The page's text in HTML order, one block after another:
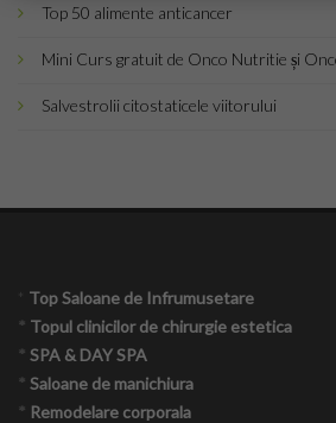
Nutritie
Onco – nutritie
Navigatori pacienti oncologici
Consiliere maritală
Top 50 alimente anticancer
Mini Curs gratuit de Onco Nutritie și
Salvestrolii citostaticele viitorului
* Top Saloane de Infrumusetare
* Topul clinicilor de chirurgie estetica
* SPA & DAY SPA
* Saloane de manichiura
* Remodelare corporala